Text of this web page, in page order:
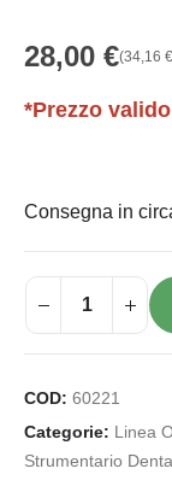
28,00 €(34,16 €
*Prezzo
Consegna in
COD: 60221
Categorie: Linea
Strumentario